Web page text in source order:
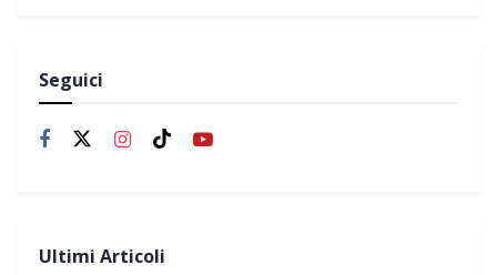
Seguici
Ultimi Articoli